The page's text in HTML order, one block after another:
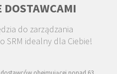
do zarządzania
SRM idealny dla Ciebie!